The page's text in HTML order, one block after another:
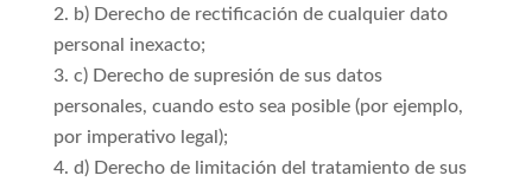
b) Derecho de rectificación de cualquier dato
personal inexacto;
c) Derecho de supresión de sus datos
personales, cuando esto sea posible (por ejemplo,
por imperativo legal);
d) Derecho de limitación del tratamiento de sus